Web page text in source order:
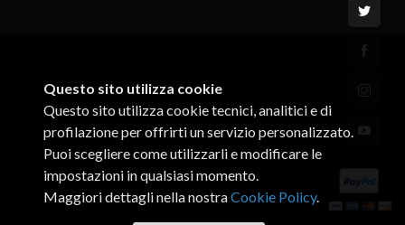
Questo sito utilizza cookie
Questo sito utilizza cookie tecnici, analitici e di
profilazione per offrirti un servizio personalizzato.
Puoi scegliere come utilizzarli e modificare le
impostazioni in qualsiasi momento.
Maggiori dettagli nella nostraCookie Policy.